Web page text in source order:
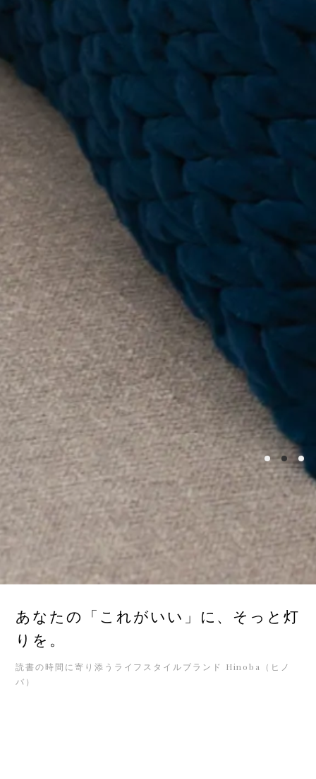
あなたの「これがいい」に、そっと灯
りを。
読書の時間に寄り添うライフスタイルブランド Hinoba（ヒノ
バ）